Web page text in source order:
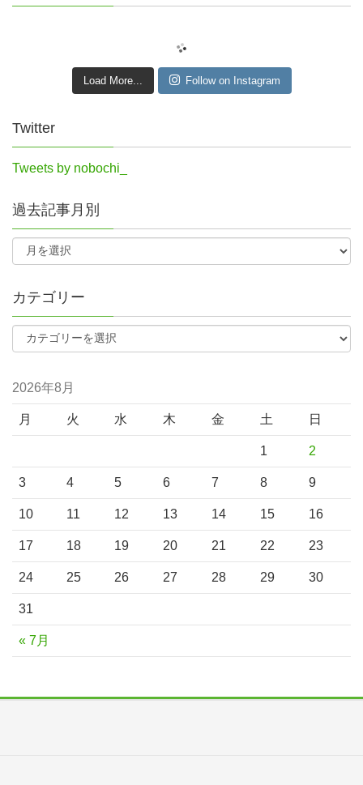
Load More... Follow on Instagram
Twitter
Tweets by nobochi_
過去記事月別
カテゴリー
2026年8月
月 火 水 木 金 土 日
« 7月
1 2
3 4 5 6 7 8 9
10 11 12 13 14 15 16
17 18 19 20 21 22 23
24 25 26 27 28 29 30
31